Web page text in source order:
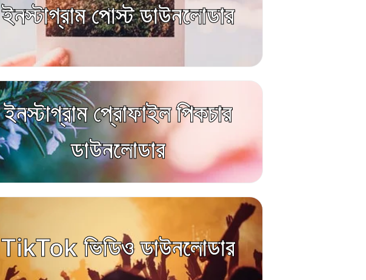
ইনস্টাগ্রাম পোস্ট ডাউনলোডার
ইনস্টাগ্রাম প্রোফাইল পিকচার
ডাউনলোডার
TikTok ভিডিও ডাউনলোডার